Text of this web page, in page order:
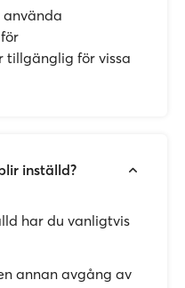
använda
tillgänglig för vissa
inställd?
har du vanligtvis
annan avgång av